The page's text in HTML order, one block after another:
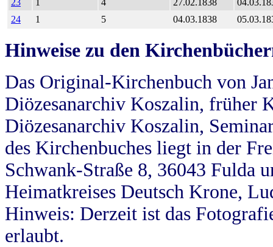
23
1 4 27.02.1838
24
1 5 04.03.1838
Hinweise zu den
Das Original-Kirchenbuch von
Diözesanarchiv Koszalin, früher
Diözesanarchiv Koszalin,
des Kirchenbuches liegt in der
Schwank-Straße 8, 36043 Fulda
Heimatkreises Deutsch Krone,
Hinweis: Derzeit ist das
erlaubt.